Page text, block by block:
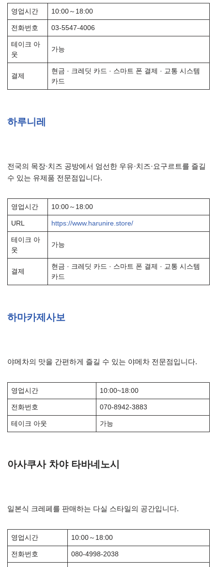
영업시간 10:00～18:00
전화번호 03-5547-4006
테이크 아
웃
가능
결제
현금 · 크레딧 카드 · 스마트 폰 결제 · 교통 시스템
카드
하루니레
전국의 목장·치즈 공방에서 엄선한 우유·치즈·요구르트를 즐길
수 있는 유제품 전문점입니다.
영업시간 10:00～18:00
URL https://www.harunire.store/
테이크 아
웃
가능
결제
현금 · 크레딧 카드 · 스마트 폰 결제 · 교통 시스템
카드
하마카제사보
야메차의 맛을 간편하게 즐길 수 있는 야메차 전문점입니다.
영업시간 10:00~18:00
전화번호 070-8942-3883
테이크 아웃 가능
아사쿠사 차야 타바네노시
일본식 크레페를 판매하는 다실 스타일의 공간입니다.
영업시간 10:00～18:00
전화번호 080-4998-2038